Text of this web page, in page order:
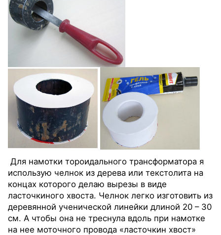
Для намотки тороидального трансформатора я
использую челнок из дерева или текстолита на
концах которого делаю вырезы в виде
ласточкиного хвоста. Челнок легко изготовить из
деревянной ученической линейки длиной 20 – 30
см. А чтобы она не треснула вдоль при намотке
на нее моточного провода «ласточкин хвост»